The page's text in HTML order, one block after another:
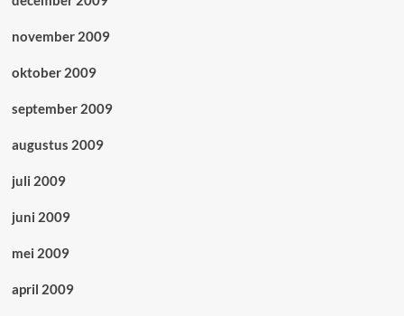
november 2009
oktober 2009
september 2009
augustus 2009
juli 2009
juni 2009
mei 2009
april 2009